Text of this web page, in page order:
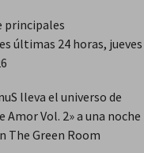
principales
últimas 24 horas, jueves
lleva el universo de
Amor Vol. 2» a una noche
The Green Room